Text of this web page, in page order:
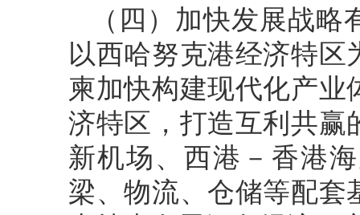
（四）加快发展战
以西哈努克港经济特
柬加快构建现代化产业
济特区，打造互利共赢
新机场、西港－香港
梁、物流、仓储等配套